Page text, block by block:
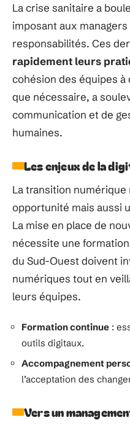
La crise sanitaire a
imposant aux
responsabilités. Ces
rapidement leurs
cohésion des équipes à
que nécessaire, a
communication et de
humaines.
Les enjeux de la
La transition
opportunité mais aussi
La mise en place de
nécessite une
du Sud-Ouest doivent
numériques tout en
leurs équipes.
Formation continue :
outils digitaux.
Accompagnement
l’acceptation des
Vers un